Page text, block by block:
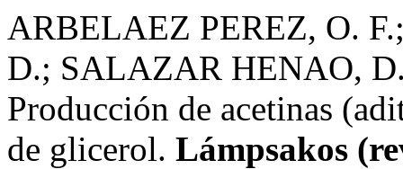
ARBELAEZ PEREZ, O.
D.; SALAZAR HENAO,
Producción de acetinas
de glicerol. Lámpsakos